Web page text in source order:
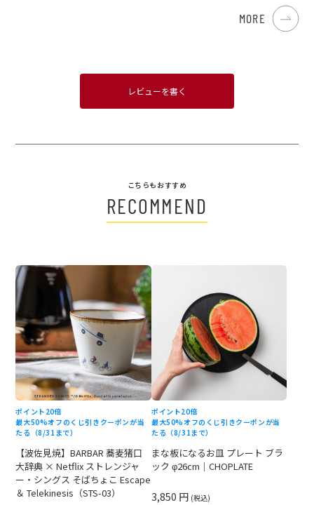
MORE
レビューを書く
こちらもおすすめ
RECOMMEND
ポイント20倍
最大50%オフのくじ引きクーポンが当
たる（8/31まで）
【波佐見焼】BARBAR 蕎麦猪口
大辞典 × Netflix ストレンジャ
ー・シングス そばちょこ Escape
＆ Telekinesis（STS-03）
ポイント20倍
最大50%オフのくじ引きクーポンが当
たる（8/31まで）
まな板になるお皿 プレート ブラ
ック φ26cm｜CHOPLATE
3,850 円 (税込)